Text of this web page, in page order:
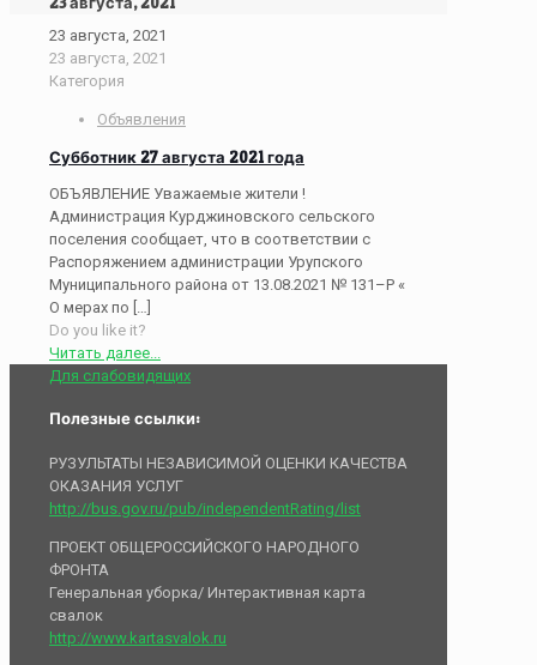
23 августа, 2021
23 августа, 2021
Категория
Объявления
Субботник 27 августа 2021 года
ОБЪЯВЛЕНИЕ Уважаемые жители !
Администрация Курджиновского сельского
поселения сообщает, что в соответствии с
Распоряжением администрации Урупского
Муниципального района от 13.08.2021 № 131–Р «
О мерах по […]
Do you like it?
Читать далее...
Для слабовидящих
Полезные ссылки:
РУЗУЛЬТАТЫ НЕЗАВИСИМОЙ ОЦЕНКИ КАЧЕСТВА
ОКАЗАНИЯ УСЛУГ
http://bus.gov.ru/pub/independentRating/list
ПРОЕКТ ОБЩЕРОССИЙСКОГО НАРОДНОГО
ФРОНТА
Генеральная уборка/ Интерактивная карта
свалок
http://www.kartasvalok.ru